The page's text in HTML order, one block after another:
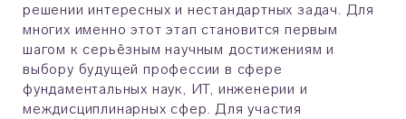
решении интересных и нестандартных задач. Для
многих именно этот этап становится первым
шагом к серьёзным научным достижениям и
выбору будущей профессии в сфере
фундаментальных наук, ИТ, инженерии и
междисциплинарных сфер. Для участия